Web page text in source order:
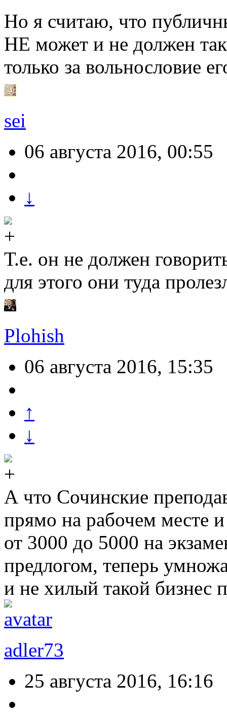
Но я считаю, что
НЕ может и не должен
только за вольнословие
sei
06 августа 2016, 00:55
↓
Т.е. он не должен
для этого они туда
Plohish
06 августа 2016, 15:35
↑
↓
А что Сочинские
прямо на рабочем месте
от 3000 до 5000 на
предлогом, теперь
и не хилый такой бизнес
adler73
25 августа 2016, 16:16